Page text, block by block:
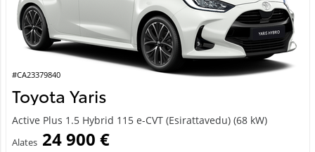
#CA23379840
Toyota Yaris
Active Plus 1.5 Hybrid 115 e-CVT (Esirattavedu) (68 kW)
Alates 24 900 €